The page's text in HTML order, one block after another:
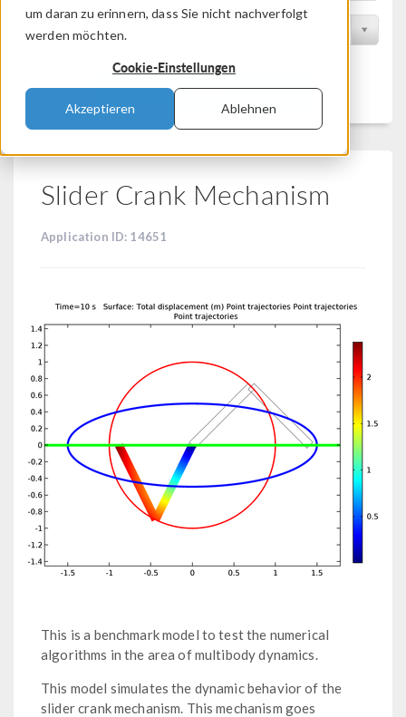
um daran zu erinnern, dass Sie nicht nachverfolgt
werden möchten.
Cookie-Einstellungen
Akzeptieren Ablehnen
Nach Produkt filtern
Filtern
Slider Crank Mechanism
Application ID: 14651
This is a benchmark model to test the numerical
algorithms in the area of multibody dynamics.
This model simulates the dynamic behavior of the
slider crank mechanism. This mechanism goes